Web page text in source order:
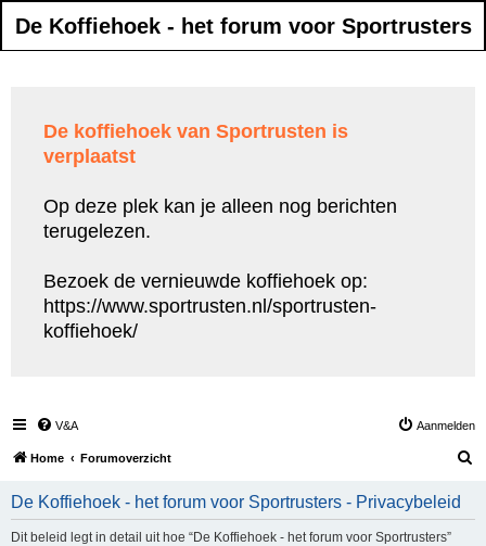
De Koffiehoek - het forum voor Sportrusters
De koffiehoek van Sportrusten is
verplaatst
Op deze plek kan je alleen nog berichten
terugelezen.
Bezoek de vernieuwde koffiehoek op:
https://www.sportrusten.nl/sportrusten-
koffiehoek/
V&A Aanmelden
Home Forumoverzicht
De Koffiehoek - het forum voor Sportrusters - Privacybeleid
Dit beleid legt in detail uit hoe “De Koffiehoek - het forum voor Sportrusters”